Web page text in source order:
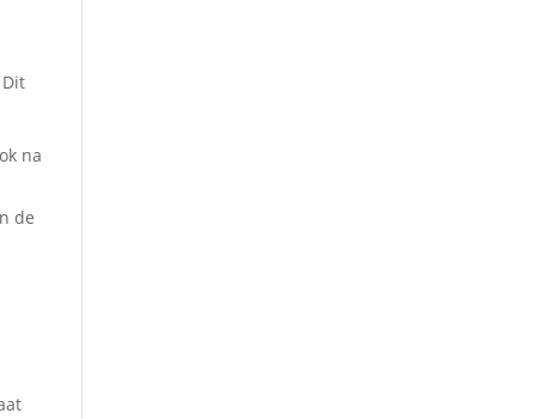
na
de